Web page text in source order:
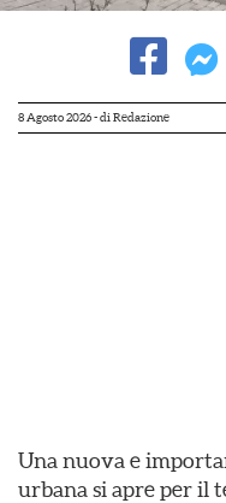
8 Agosto 2026- di Redazione
Una nuova e
urbana si apre per il